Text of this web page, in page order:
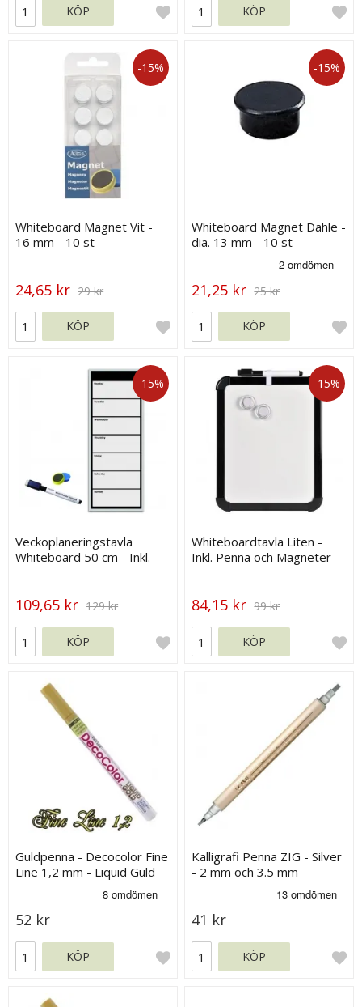
KÖP KÖP
-15%
Whiteboard Magnet Vit -
16 mm - 10 st
24,65 kr 29 kr
KÖP
-15%
Whiteboard Magnet Dahle -
dia. 13 mm - 10 st
21,25 kr 25 kr
KÖP
-15%
Veckoplaneringstavla
Whiteboard 50 cm - Inkl.
109,65 kr 129 kr
KÖP
-15%
Whiteboardtavla Liten -
Inkl. Penna och Magneter -
84,15 kr 99 kr
KÖP
Guldpenna - Decocolor Fine
Line 1,2 mm - Liquid Guld
52 kr
KÖP
Kalligrafi Penna ZIG - Silver
- 2 mm och 3.5 mm
41 kr
KÖP